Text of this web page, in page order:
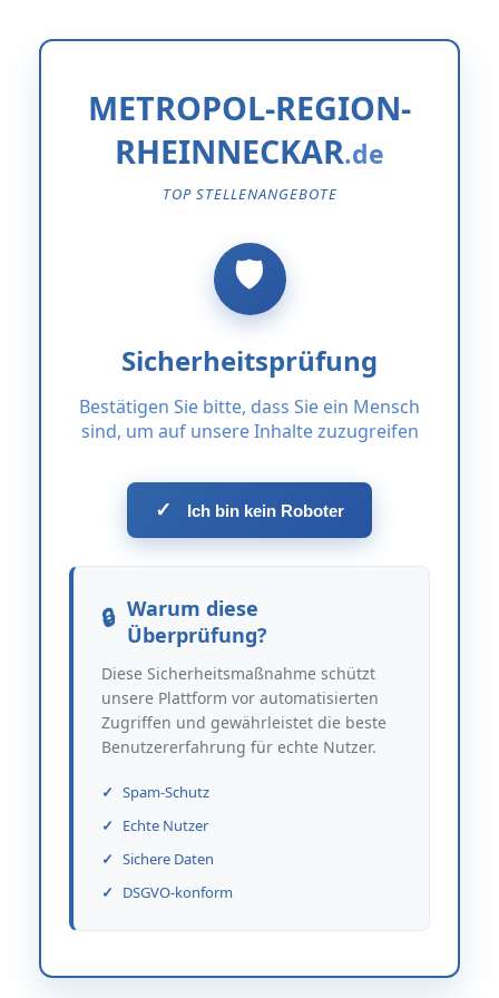
METROPOL-REGION-
RHEINNECKAR
TOP STELLENANGEBOTE
Sicherheitsprüfung
Bestätigen Sie bitte, dass Sie ein Mensch
sind, um auf unsere Inhalte zuzugreifen
✓ Ich bin kein Roboter
Warum diese
Überprüfung?
Diese Sicherheitsmaßnahme schützt
unsere Plattform vor automatisierten
Zugriffen und gewährleistet die beste
Benutzererfahrung für echte Nutzer.
Spam-Schutz
Echte Nutzer
Sichere Daten
DSGVO-konform